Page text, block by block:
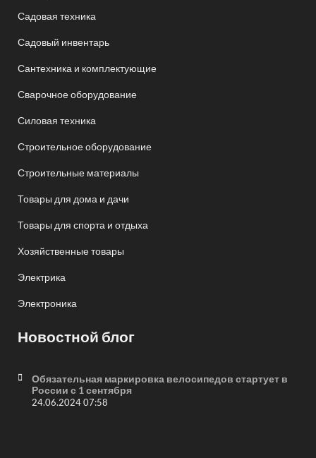
Садовая техника
Садовый инвентарь
Сантехника и комплектующие
Сварочное оборудование
Силовая техника
Строительное оборудование
Строительные материалы
Товары для дома и дачи
Товары для спорта и отдыха
Хозяйственные товары
Электрика
Электроника
Новостной блог
Обязательная маркировка велосипедов стартует в
России с 1 сентября
24.06.2024 07:58